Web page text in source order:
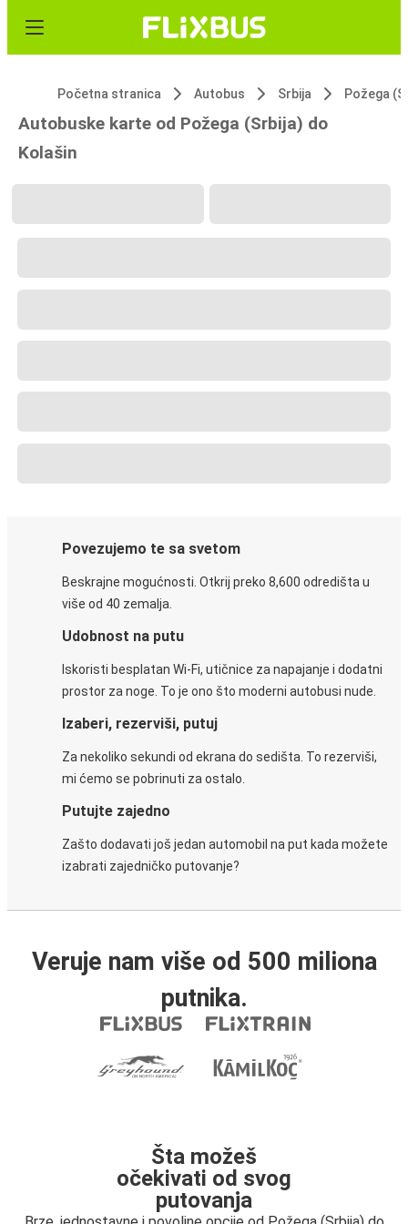
Početna stranica Autobus Srbija Požega
Autobuske karte od Požega (Srbija) do
Kolašin
Povezujemo te sa svetom
Beskrajne mogućnosti. Otkrij preko 8,600 odredišta u
više od 40 zemalja.
Udobnost na putu
Iskoristi besplatan Wi-Fi, utičnice za napajanje i dodatni
prostor za noge. To je ono što moderni autobusi nude.
Izaberi, rezerviši, putuj
Za nekoliko sekundi od ekrana do sedišta. To rezerviši,
mi ćemo se pobrinuti za ostalo.
Putujte zajedno
Zašto dodavati još jedan automobil na put kada možete
izabrati zajedničko putovanje?
Veruje nam više od 500 miliona
putnika.
Šta možeš
očekivati od svog
putovanja